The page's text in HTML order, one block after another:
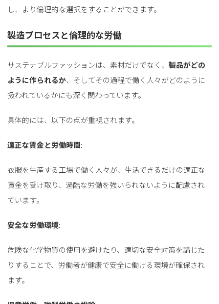
し、より倫理的な選択をすることができます。
製造プロセスと倫理的な労働
サステナブルファッションは、素材だけでなく、 製品がどの
ように作られるか、そしてその過程で働く人々がどのように
扱われているかにも深く関わっています。
具体的には、以下の点が重視されます。
適正な賃金と労働時間:
衣服を生産する工場で働く人々が、生活できるだけの適正な
賃金を受け取り、過酷な労働を強いられないように配慮され
ています。
安全な労働環境:
危険な化学物質の使用を避けたり、適切な安全対策を講じた
りすることで、労働者が健康で安全に働ける環境が確保され
ます。